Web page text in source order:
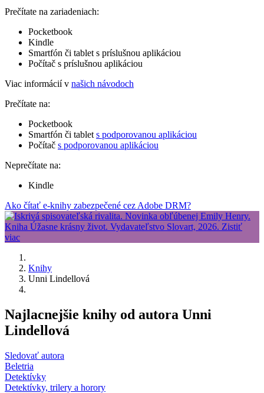
Prečítate na zariadeniach:
Pocketbook
Kindle
Smartfón či tablet s príslušnou aplikáciou
Počítač s príslušnou aplikáciou
Viac informácií v našich návodoch
Prečítate na:
Pocketbook
Smartfón či tablet s podporovanou aplikáciou
Počítač s podporovanou aplikáciou
Neprečítate na:
Kindle
Ako čítať e-knihy zabezpečené cez Adobe DRM?
Knihy
Unni Lindellová
Najlacnejšie knihy od autora Unni
Lindellová
Sledovať autora
Beletria
Detektívky
Detektívky, trilery a horory